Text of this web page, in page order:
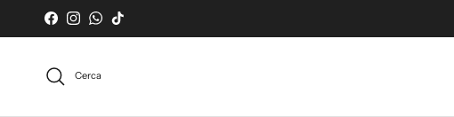
Passa ai contenuti
FacebookInstagram
WhatsApp
TikTok
Cerca